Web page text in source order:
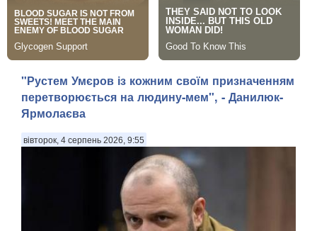
"Рустем Умєров із кожним своїм призначенням
перетворюється на людину-мем", - Данилюк-
Ярмолаєва
вівторок, 4 серпень 2026, 9:55